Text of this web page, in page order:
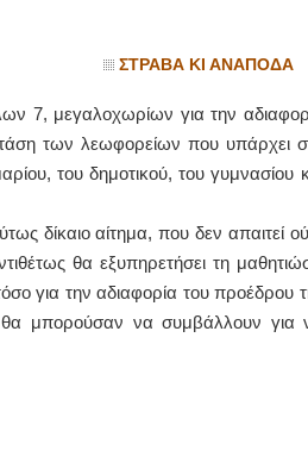
ΣΤΡΑΒΑ ΚΙ ΑΝΑΠΟΔΑ
7, μεγαλοχωρίων για την
των λεωφορείων που υπάρχει
του δημοτικού, του γυμνασίου
δίκαιο αίτημα, που δεν απαιτεί
θα εξυπηρετήσει τη
για την αδιαφορία του προέδρου
θα μπορούσαν να συμβάλλουν για